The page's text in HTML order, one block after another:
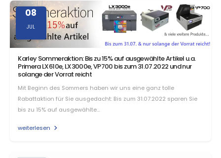
08
JUL
Karley Sommeraktion: Bis zu 15% auf ausgewählte Artikel u.a.
Primera LX610e, LX3000e, VP700 bis zum 31.07.2022 und nur
solange der Vorrat reicht
Mit Beginn des Sommers haben wir uns eine ganz tolle
Rabattaktion für Sie ausgedacht: Bis zum 31.07.2022 sparen Sie
bis zu 15% auf ausgewählte…
weiterlesen